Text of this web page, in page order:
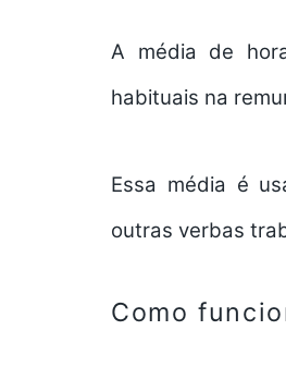
A média de
habituais na
Essa média é
outras verbas
Como